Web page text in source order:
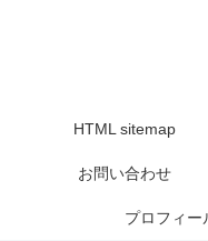
HTML sitemap
お問い合わせ